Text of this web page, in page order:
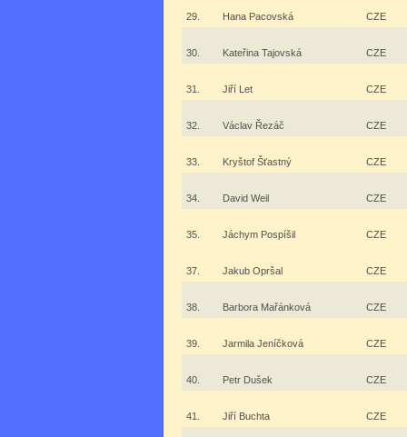
29. Hana Pacovská CZE
30. Kateřina Tajovská CZE
31. Jiří Let CZE
32. Václav Řezáč CZE
33. Kryštof Šťastný CZE
34. David Weil CZE
35. Jáchym Pospíšil CZE
37. Jakub Opršal CZE
38. Barbora Mařánková CZE
39. Jarmila Jeníčková CZE
40. Petr Dušek CZE
41. Jiří Buchta CZE